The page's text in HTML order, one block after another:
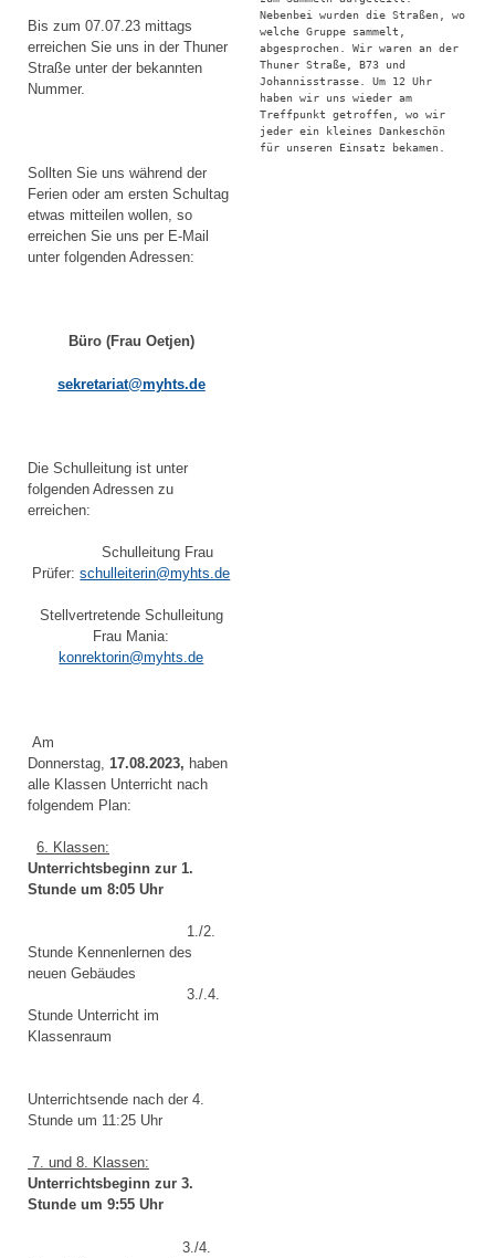
Bis zum 07.07.23 mittags
erreichen Sie uns in der Thuner
Straße unter der bekannten
Nummer.
Sollten Sie uns während der
Ferien oder am ersten Schultag
etwas mitteilen wollen, so
erreichen Sie uns per E-Mail
unter folgenden Adressen:
Büro (Frau Oetjen)
sekretariat@myhts.de
Die Schulleitung ist unter
folgenden Adressen zu
erreichen:
Schulleitung Frau
Prüfer:schulleiterin@myhts.de
Stellvertretende Schulleitung
Frau Mania:
konrektorin@myhts.de
Am
Donnerstag, 17.08.2023, haben
alle Klassen Unterricht nach
folgendem Plan:
6. Klassen:
Unterrichtsbeginn zur 1.
Stunde um 8:05 Uhr
1./2.
Stunde Kennenlernen des
neuen Gebäudes
3./.4.
Stunde Unterricht im
Klassenraum
Unterrichtsende nach der 4.
Stunde um 11:25 Uhr
7. und 8. Klassen:
Unterrichtsbeginn zur 3.
Stunde um 9:55 Uhr
3./4.
Nebenbei wurden die Straßen, wo
welche Gruppe sammelt,
abgesprochen. Wir waren an der
Thuner Straße, B73 und
Johannisstrasse. Um 12 Uhr
haben wir uns wieder am
Treffpunkt getroffen, wo wir
jeder ein kleines Dankeschön
für unseren Einsatz bekamen.